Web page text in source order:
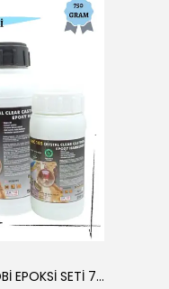
ARC105 ULTRA ŞEFFAF HOBİ EPOKSİ SETİ 750 GRAM